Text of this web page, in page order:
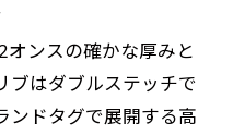
オンスの確かな厚みと
ブはダブルステッチで
ンドタグで展開する高
のぼりです。台はセ
のぼりです。台はセ